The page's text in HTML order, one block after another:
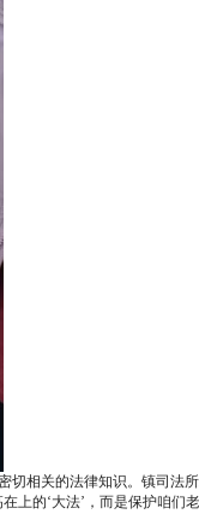
切相关的法律知识。镇司法
的‘大法’，而是保护咱们老